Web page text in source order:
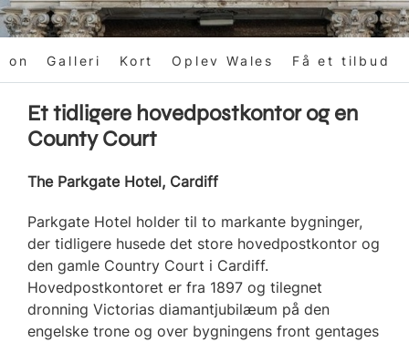
Galleri Kort Oplev Wales Få et tilbud
Et tidligere hovedpostkontor og en
County Court
The Parkgate Hotel, Cardiff
Parkgate Hotel holder til to markante bygninger,
der tidligere husede det store hovedpostkontor og
den gamle Country Court i Cardiff.
Hovedpostkontoret er fra 1897 og tilegnet
dronning Victorias diamantjubilæum på den
engelske trone og over bygningens front gentages